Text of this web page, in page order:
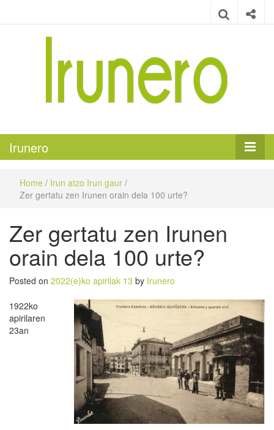
Irunero
Home / Irun atzo Irun gaur /
Zer gertatu zen Irunen orain dela 100 urte?
Zer gertatu zen Irunen
orain dela 100 urte?
Posted on 2022(e)ko apirilak 13 by Irunero
1922ko
apirilaren
23an